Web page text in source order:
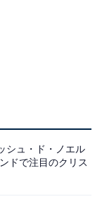
シュ・ド・ノエル
ドで注目のクリス